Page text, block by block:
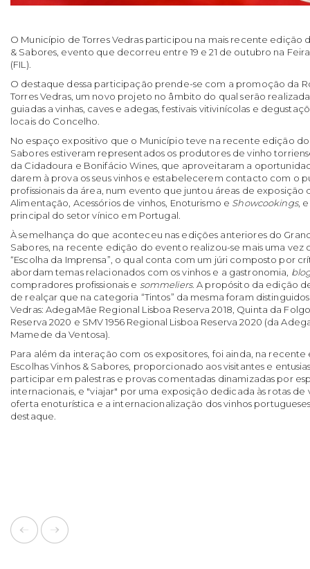
O Município de Torres Vedras participou na mais recente edição
& Sabores, evento que decorreu entre 19 e 21 de outubro na
(FIL).
O destaque dessa participação prende-se com a promoção da
Torres Vedras, um novo projeto no âmbito do qual serão
guiadas a vinhas, caves e adegas, festivais vitivinícolas e
locais do Concelho.
No espaço expositivo que o Município teve na recente edição do
Sabores estiveram representados os produtores de vinho
da Cidadoura e Bonifácio Wines, que aproveitaram a
darem à prova os seus vinhos e estabelecerem contacto com o
profissionais da área, num evento que juntou áreas de exposição
Alimentação, Acessórios de vinhos, Enoturismo e Showcookings,
principal do setor vínico em Portugal.
À semelhança do que aconteceu nas edições anteriores do
Sabores, na recente edição do evento realizou-se mais uma vez
“Escolha da Imprensa”, o qual conta com um júri composto por
abordam temas relacionados com os vinhos e a gastronomia,
compradores profissionais e sommeliers. A propósito da edição
de realçar que na categoria “Tintos” da mesma foram
Vedras: AdegaMãe Regional Lisboa Reserva 2018, Quinta da
Reserva 2020 e SMV 1956 Regional Lisboa Reserva 2020 (da
Mamede da Ventosa).
Para além da interação com os expositores, foi ainda, na
Escolhas Vinhos & Sabores, proporcionado aos visitantes e
participar em palestras e provas comentadas dinamizadas por
internacionais, e "viajar" por uma exposição dedicada às rotas de
oferta enoturística e a internacionalização dos vinhos
destaque.